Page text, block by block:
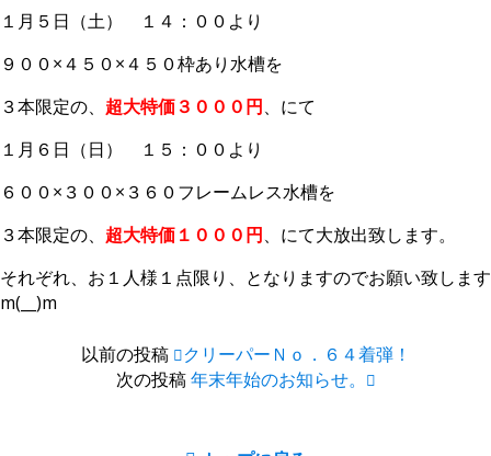
１月５日（土） １４：００より
９００×４５０×４５０枠あり水槽を
３本限定の、 超大特価３０００円、にて
１月６日（日） １５：００より
６００×３００×３６０フレームレス水槽を
３本限定の、 超大特価１０００円、にて大放出致します。
それぞれ、お１人様１点限り、となりますのでお願い致します
m(__)m
以前の投稿
クリーパーＮｏ．６４着弾！
次の投稿年末年始のお知らせ。